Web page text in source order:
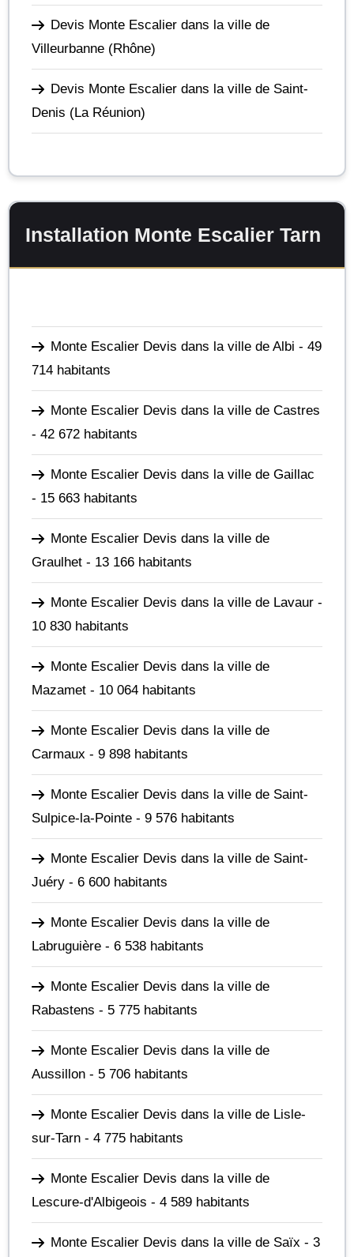
Devis Monte Escalier dans la ville de
Villeurbanne (Rhône)
Devis Monte Escalier dans la ville de Saint-
Denis (La Réunion)
Installation Monte Escalier Tarn
Monte Escalier Devis dans la ville de Albi - 49
714 habitants
Monte Escalier Devis dans la ville de Castres
- 42 672 habitants
Monte Escalier Devis dans la ville de Gaillac
- 15 663 habitants
Monte Escalier Devis dans la ville de
Graulhet - 13 166 habitants
Monte Escalier Devis dans la ville de Lavaur -
10 830 habitants
Monte Escalier Devis dans la ville de
Mazamet - 10 064 habitants
Monte Escalier Devis dans la ville de
Carmaux - 9 898 habitants
Monte Escalier Devis dans la ville de Saint-
Sulpice-la-Pointe - 9 576 habitants
Monte Escalier Devis dans la ville de Saint-
Juéry - 6 600 habitants
Monte Escalier Devis dans la ville de
Labruguière - 6 538 habitants
Monte Escalier Devis dans la ville de
Rabastens - 5 775 habitants
Monte Escalier Devis dans la ville de
Aussillon - 5 706 habitants
Monte Escalier Devis dans la ville de Lisle-
sur-Tarn - 4 775 habitants
Monte Escalier Devis dans la ville de
Lescure-d'Albigeois - 4 589 habitants
Monte Escalier Devis dans la ville de Saïx - 3